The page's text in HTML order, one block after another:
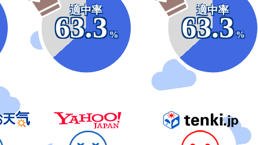
適中率
63.3
%
適中率
63.3
%